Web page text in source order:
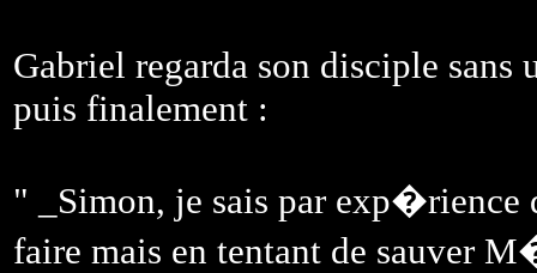
Gabriel regarda son disciple
puis finalement :
" _Simon, je sais par exp�rience
faire mais en tentant de sauver